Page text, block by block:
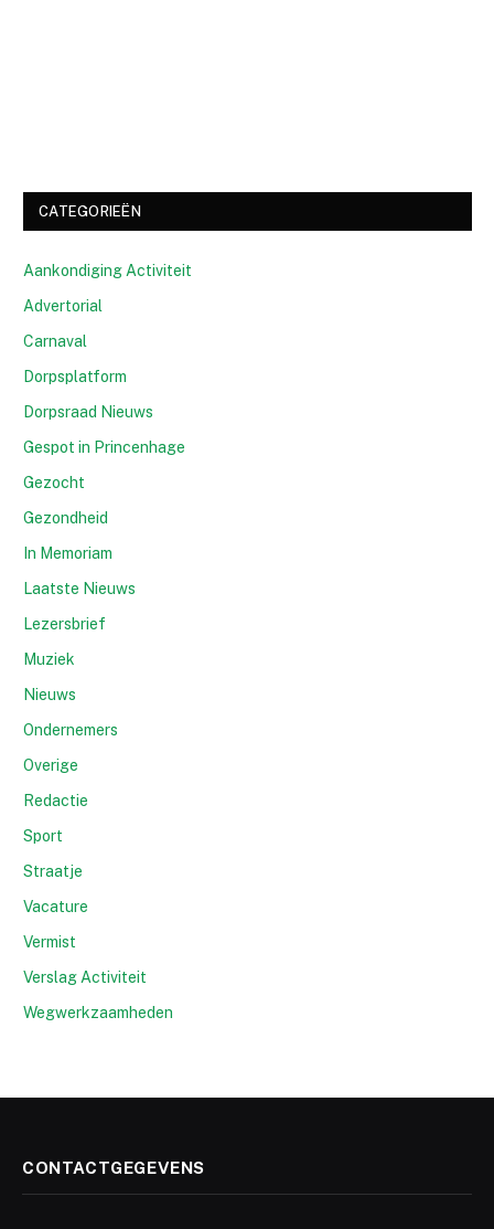
CATEGORIEËN
Aankondiging Activiteit
Advertorial
Carnaval
Dorpsplatform
Dorpsraad Nieuws
Gespot in Princenhage
Gezocht
Gezondheid
In Memoriam
Laatste Nieuws
Lezersbrief
Muziek
Nieuws
Ondernemers
Overige
Redactie
Sport
Straatje
Vacature
Vermist
Verslag Activiteit
Wegwerkzaamheden
CONTACTGEGEVENS